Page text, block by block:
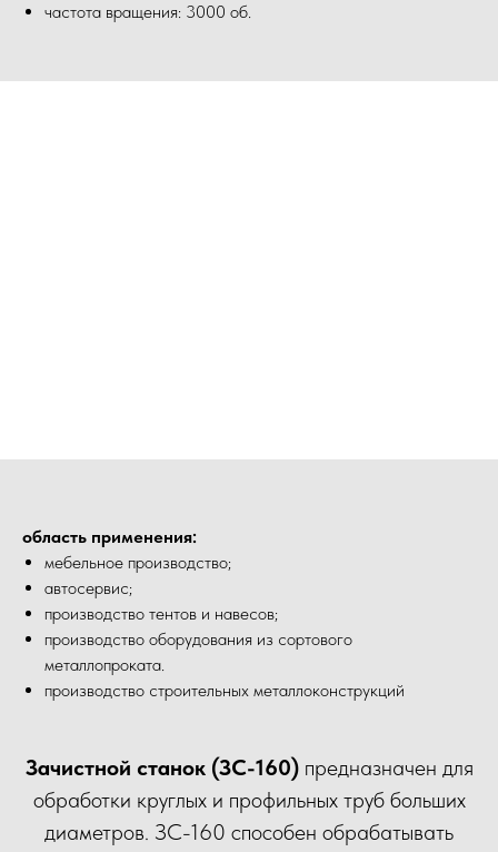
частота вращения: 3000 об.
область применения:
мебельное производство;
автосервис;
производство тентов и навесов;
производство оборудования из сортового
металлопроката.
производство строительных металлоконструкций
Зачистной станок (ЗС-160)предназначен для
обработки круглых и профильных труб больших
диаметров. ЗС-160 способен обрабатывать